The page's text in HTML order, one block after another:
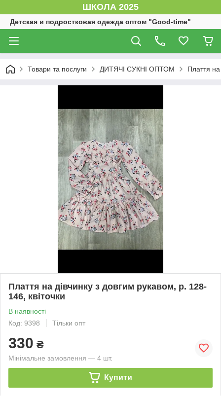
ШКОЛА 2025
Детская и подростковая одежда оптом "Good-time"
Товари та послуги ДИТЯЧІ СУКНІ ОПТОМ Плаття на
Плаття на дівчинку з довгим рукавом, р. 128-
146, квіточки
В наявності
Код: 9398
Тільки опт
330 ₴
Мінімальне замовлення — 4 шт.
Купити